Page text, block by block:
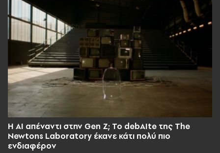
Η AI απέναντι στην Gen Z; Το debAIte της The
Newtons Laboratory έκανε κάτι πολύ πιο
ενδιαφέρον